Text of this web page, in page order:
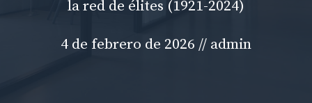
la red de élites (1921-2024)
4 de febrero de 2026 // admin